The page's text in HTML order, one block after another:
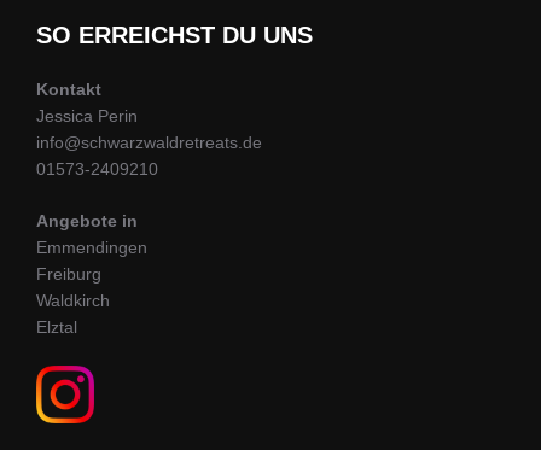
SO ERREICHST DU UNS
Kontakt
Jessica Perin
info@schwarzwaldretreats.de
01573-2409210
Angebote in
Emmendingen
Freiburg
Waldkirch
Elztal